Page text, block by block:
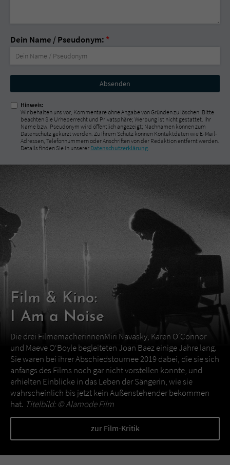
Dein Name / Pseudonym: *
Nicht
ausfüllen!
Hinweis:
Wir behalten uns vor, Kommentare ohne Angabe von Gründen zu löschen. Bitte
beachten Sie Urheberrecht und Privatsphäre; Werbung ist nicht gestattet. Ihr
Name bzw. Pseudonym wird öffentlich angezeigt; Nachnamen können zum
Datenschutz gekürzt werden. Zu Ihrem Schutz können Kontaktdaten wie E-Mail-
Adressen, Telefonnummern oder Anschriften von der Redaktion entfernt werden.
Details finden Sie in unserer Datenschutzerklärung.
Film & Kino:
I Am a Noise
Die drei FilmemacherinnenMiri Navasky, Karen O‘Connor
und Maeve O‘Boyle begleiteten Joan Baez einige Jahre lang.
Sie waren bei ihrer Abschiedstournee 2019 dabei, die sie sich
anfangs des Films noch gar nicht vorstellen konnte, und
erhielten Einblicke in das Leben der Sängerin, wie sie
wahrscheinlich bis jetzt kein Außenstehender bekommen
hat. Titelbild: ©Alamode Film
zur Film-Kritik